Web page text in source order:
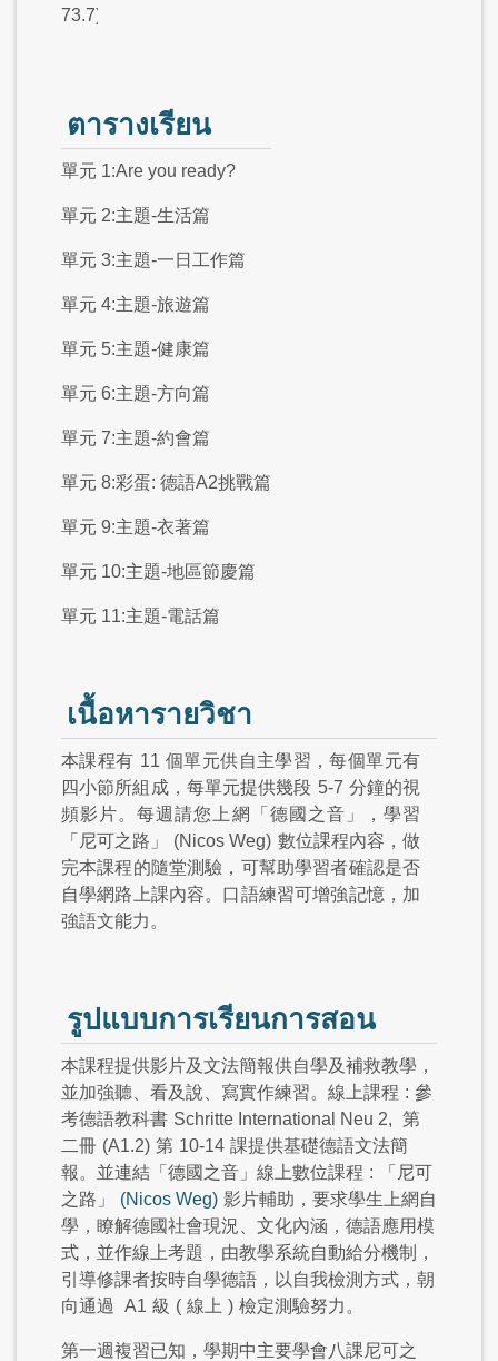
73.7).
ตารางเรียน
單元 1:Are you ready?
單元 2:主題-生活篇
單元 3:主題-一日工作篇
單元 4:主題-旅遊篇
單元 5:主題-健康篇
單元 6:主題-方向篇
單元 7:主題-約會篇
單元 8:彩蛋: 德語A2挑戰篇
單元 9:主題-衣著篇
單元 10:主題-地區節慶篇
單元 11:主題-電話篇
เนื้อหารายวิชา
本課程有 11 個單元供自主學習，每個單元有
四小節所組成，每單元提供幾段 5-7 分鐘的視
頻影片。每週請您上網「德國之音」，學習
「尼可之路」
(Nicos Weg) 數位課程內容，做
完本課程的隨堂測驗，可幫助學習者確認是否
自學網路上課內容。口語練習可增強記憶，加
強語文能力。
รูปแบบการเรียนการสอน
本課程提供影片及文法簡報供自學及補救教學，
並加強聽、看及說、寫實作練習。線上課程 : 參
考德語教科書 Schritte International Neu 2, 第
二冊 (A1.2) 第 10-14 課提供基礎德語文法簡
報。並連結「德國之音」線上數位課程 :
「尼可
之路」
(Nicos Weg) 影片輔助，要求學生上網自
學，瞭解德國社會現況、文化內涵，德語應用模
式，並作線上考題，由教學系統自動給分機制，
引導修課者按時自學德語，以自我檢測方式，朝
向通過
A1 級 ( 線上 ) 檢定測驗努力。
第一週複習已知，學期中主要學會八課尼可之